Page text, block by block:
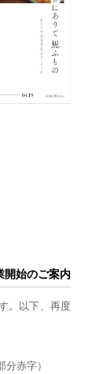
開始のご案内
。以下、再度
分赤字）